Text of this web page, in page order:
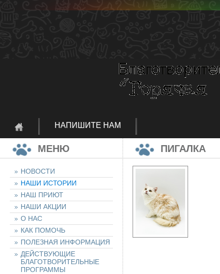
НАПИШИТЕ НАМ
МЕНЮ
НОВОСТИ
НАШИ ИСТОРИИ
НАШ ПРИЮТ
НАШИ АКЦИИ
О НАС
КАК ПОМОЧЬ
ПОЛЕЗНАЯ ИНФОРМАЦИЯ
ДЕЙСТВУЮЩИЕ
БЛАГОТВОРИТЕЛЬНЫЕ
ПРОГРАММЫ
ПИГАЛКА